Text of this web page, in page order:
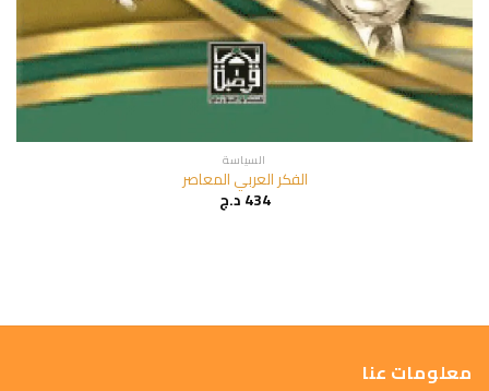
السياسة
الفكر العربي المعاصر
434د.ج
معلومات عنا